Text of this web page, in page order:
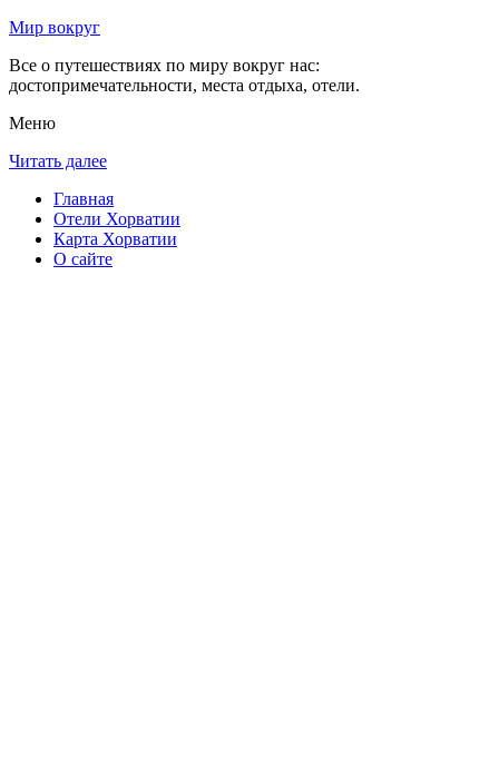
Мир вокруг
Все о путешествиях по миру вокруг нас:
достопримечательности, места отдыха, отели.
Меню
Читать далее
Главная
Отели Хорватии
Карта Хорватии
О сайте